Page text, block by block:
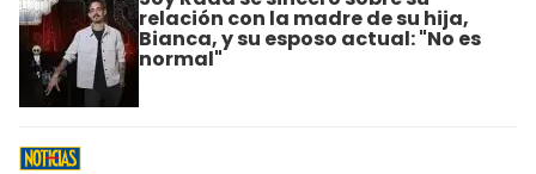
relación con la madre de su hija,
Bianca, y su esposo actual: "No es
normal"